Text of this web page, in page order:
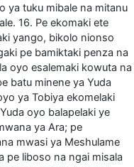
ya tuku mibale na mitanu
16. Pe ekomaki ete
yango, bikolo nionso
pe bamiktaki penza na
oyo esalemaki kowuta na
batu minene ya Yuda
ya Tobiya ekomelaki
oyo balapelaki ye
ya Ara; pe
mwasi ya Meshulame
pe liboso na ngai misala